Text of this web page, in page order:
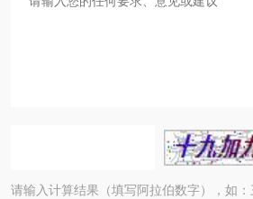
请输入计算结果（填写阿拉伯数字），如：